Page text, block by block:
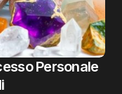
Personale